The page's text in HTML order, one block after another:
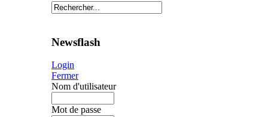
Newsflash
Login
Fermer
Nom d'utilisateur
Mot de passe